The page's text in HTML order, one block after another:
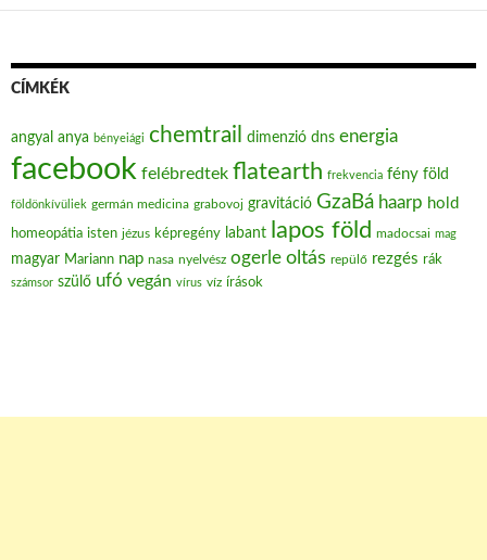
CÍMKÉK
angyal anya bényeiági chemtrail dimenzió dns energia
facebook felébredtek flatearth frekvencia fény föld
földönkívüliek germán medicina grabovoj gravitáció GzaBá haarp hold
homeopátia isten jézus képregény labant lapos föld madocsai mag
magyar Mariann nap nasa nyelvész ogerle oltás repülő rezgés rák
számsor szülő ufó vegán vírus víz írások